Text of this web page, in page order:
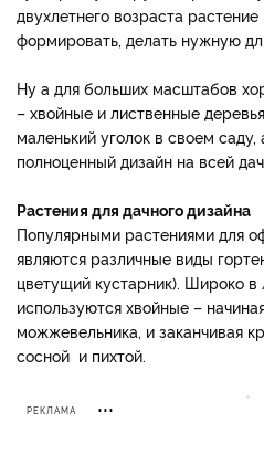
двухлетнего возраста
формировать, делать нужную
Ну а для больших масштабов
– хвойные и лиственные
маленький уголок в своем
полноценный дизайн на всей
Растения для дачного дизайна
Популярными растениями для
являются различные виды
цветущий кустарник). Широко
используются хвойные –
можжевельника, и заканчивая
сосной и пихтой.
РЕКЛАМА